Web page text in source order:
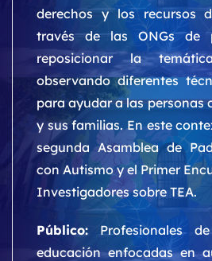
derechos y los recursos
través de las ONGs de
reposicionar la
observando diferentes
para ayudar a las personas
y sus familias. En este
segunda Asamblea de
con Autismo y el Primer
Investigadores sobre TEA.
Público: Profesionales
educación enfocadas en